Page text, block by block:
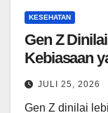
KESEHATAN
Gen Z
Kebiasaan
JULI 25, 2026
Gen Z dinilai